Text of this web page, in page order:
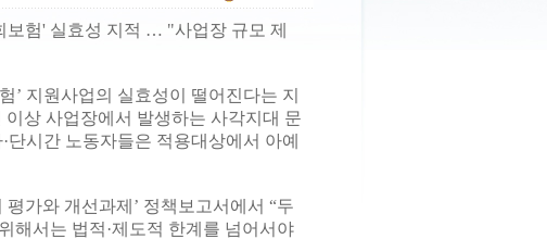
험' 실효성 지적 … "사업장 규모 제
’ 지원사업의 실효성이 떨어진다는 지
상 사업장에서 발생하는 사각지대 문
시간 노동자들은 적용대상에서 아예
가와 개선과제’ 정책보고서에서 “두
해서는 법적·제도적 한계를 넘어서야